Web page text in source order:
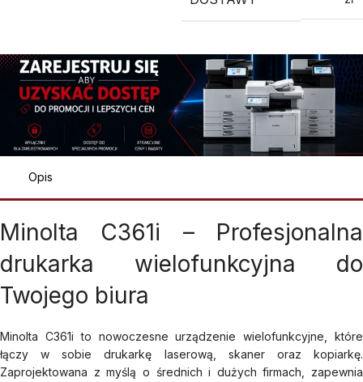
Opis
Minolta C361i – Profesjonalna
drukarka wielofunkcyjna do
Twojego biura
Minolta C361i to nowoczesne urządzenie wielofunkcyjne, które
łączy w sobie drukarkę laserową, skaner oraz kopiarkę.
Zaprojektowana z myślą o średnich i dużych firmach, zapewnia